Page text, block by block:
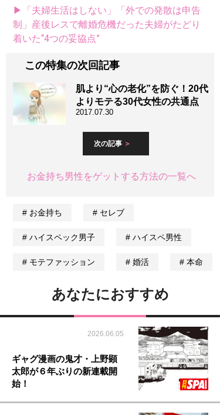
▶「夫婦生活はしない」「外での発散は申告
制」産後レスで離婚危機だった夫婦がたどり
着いた“4つの妥協点”
この特集の次回記事
肌より“心の老化”を防ぐ！20代
よりモテる30代女性の共通点
2017.07.30
次の記事
お金持ち男性をゲットする方法の一覧へ
お金持ち セレブ
ハイスペック男子 ハイスペ男性
モテファッション 婚活 本命
あなたにおすすめ
2026.06.05
ギャグ漫画の鬼才・上野顕
太郎が６年ぶりの新連載開
始！